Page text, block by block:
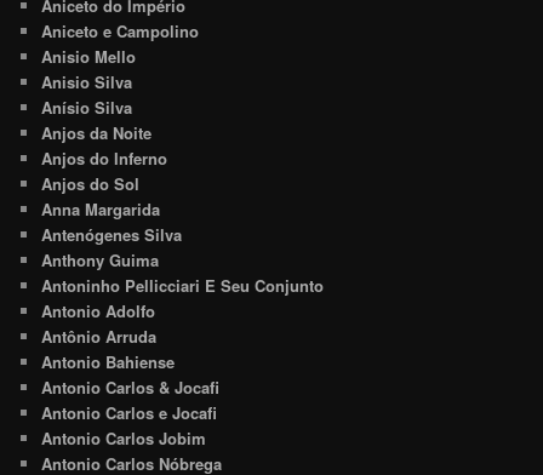
Aniceto do Império
Aniceto e Campolino
Anisio Mello
Anisio Silva
Anísio Silva
Anjos da Noite
Anjos do Inferno
Anjos do Sol
Anna Margarida
Antenógenes Silva
Anthony Guima
Antoninho Pellicciari E Seu Conjunto
Antonio Adolfo
Antônio Arruda
Antonio Bahiense
Antonio Carlos & Jocafi
Antonio Carlos e Jocafi
Antonio Carlos Jobim
Antonio Carlos Nóbrega